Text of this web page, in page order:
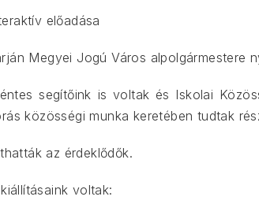
előadása
Megyei Jogú Város alpolgármestere
segítőink is voltak és Iskolai
közösségi munka keretében tudtak
az érdeklődők.
voltak: